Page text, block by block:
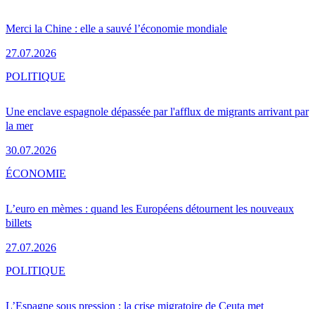
Merci la Chine : elle a sauvé l’économie mondiale
27.07.2026
Une enclave espagnole dépassée par l'afflux de migrants arrivant par
la mer
30.07.2026
POLITIQUE
L’euro en mèmes : quand les Européens détournent les nouveaux
billets
27.07.2026
ÉCONOMIE
L’Espagne sous pression : la crise migratoire de Ceuta met
POLITIQUE